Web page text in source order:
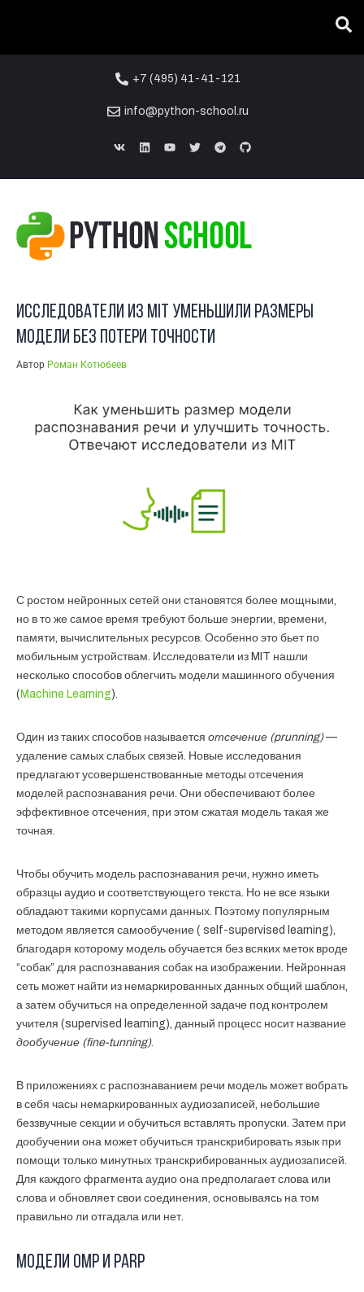
+7 (495) 41-41-121
info@python-school.ru
08
МАР
Исследователи из MIT уменьшили размеры
модели без потери точности
Автор Роман Котюбеев
С ростом нейронных сетей они становятся более мощными,
но в то же самое время требуют больше энергии, времени,
памяти, вычислительных ресурсов. Особенно это бьет по
мобильным устройствам. Исследователи из MIT нашли
несколько способов облегчить модели машинного обучения
( Machine Learning).
Один из таких способов называется отсечение (prunning)—
удаление самых слабых связей. Новые исследования
предлагают усовершенствованные методы отсечения
моделей распознавания речи. Они обеспечивают более
эффективное отсечения, при этом сжатая модель такая же
точная.
Чтобы обучить модель распознавания речи, нужно иметь
образцы аудио и соответствующего текста. Но не все языки
обладают такими корпусами данных. Поэтому популярным
методом является самообучение ( self-supervised learning),
благодаря которому модель обучается без всяких меток вроде
“собак” для распознавания собак на изображении. Нейронная
сеть может найти из немаркированных данных общий шаблон,
а затем обучиться на определенной задаче под контролем
учителя (supervised learning), данный процесс носит название
дообучение (fine-tunning).
В приложениях с распознаванием речи модель может вобрать
в себя часы немаркированных аудиозаписей, небольшие
беззвучные секции и обучиться вставлять пропуски. Затем при
дообучении она может обучиться транскрибировать язык при
помощи только минутных транскрибированных аудиозаписей.
Для каждого фрагмента аудио она предполагает слова или
слова и обновляет свои соединения, основываясь на том
правильно ли отгадала или нет.
Модели OMP и PARP